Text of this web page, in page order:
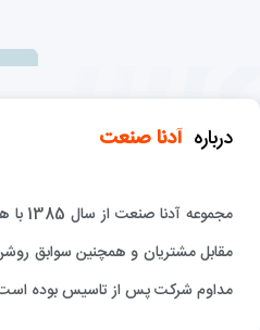
درباره آدنا صنعت
مقابل مشتريان و همچنين سوابق
مداوم شركت پس از تاسيس بوده